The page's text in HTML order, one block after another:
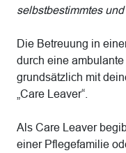
selbstbestimmtes
Die Betreuung in
durch eine
grundsätzlich mit
„Care Leaver“.
Als Care Leaver
einer Pflegefamilie